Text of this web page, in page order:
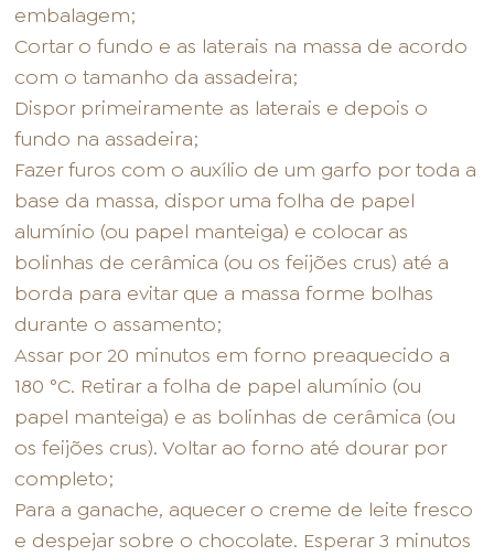
embalagem;
Cortar o fundo e as laterais na massa de acordo
com o tamanho da assadeira;
Dispor primeiramente as laterais e depois o
fundo na assadeira;
Fazer furos com o auxílio de um garfo por toda a
base da massa, dispor uma folha de papel
alumínio (ou papel manteiga) e colocar as
bolinhas de cerâmica (ou os feijões crus) até a
borda para evitar que a massa forme bolhas
durante o assamento;
Assar por 20 minutos em forno preaquecido a
180 °C. Retirar a folha de papel alumínio (ou
papel manteiga) e as bolinhas de cerâmica (ou
os feijões crus). Voltar ao forno até dourar por
completo;
Para a ganache, aquecer o creme de leite fresco
e despejar sobre o chocolate. Esperar 3 minutos